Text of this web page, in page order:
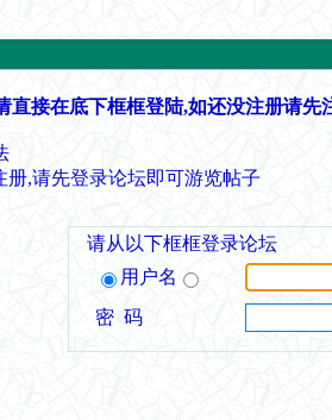
直接在底下框框登陆,如还没注册请先
册,请先登录论坛即可游览帖子
请从以下框框登录论坛
用户名
密 码